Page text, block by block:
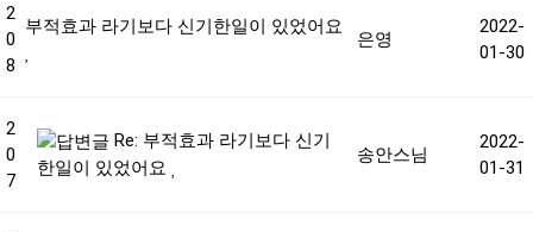
2
0
8
부적효과 라기보다 신기한일이 있었어요
은영
2022-
01-30
2
0
7
Re: 부적효과 라기보다 신기
한일이 있었어요
송안스님
2022-
01-31